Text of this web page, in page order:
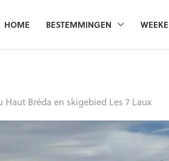
HOME BESTEMMINGEN
Haut Bréda en skigebied Les 7 Laux